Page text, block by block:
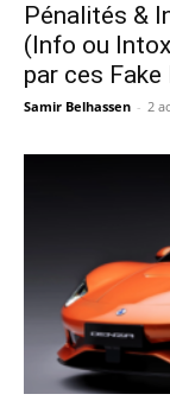
Pénalités &
(Info ou
par ces
Samir Belhassen - 2